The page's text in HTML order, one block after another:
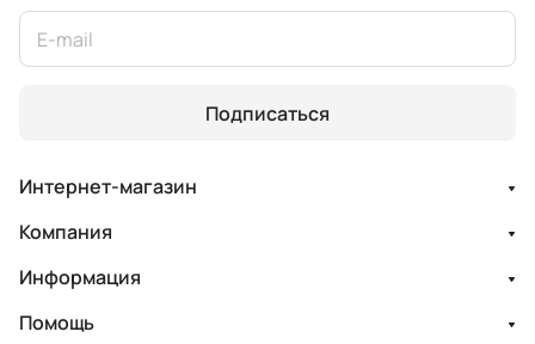
Подписаться
Интернет-магазин
Компания
Информация
Помощь